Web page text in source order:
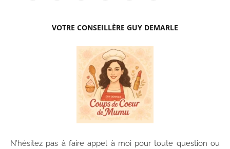
VOTRE CONSEILLÈRE GUY DEMARLE
N’hésitez pas à faire appel à moi pour toute question ou